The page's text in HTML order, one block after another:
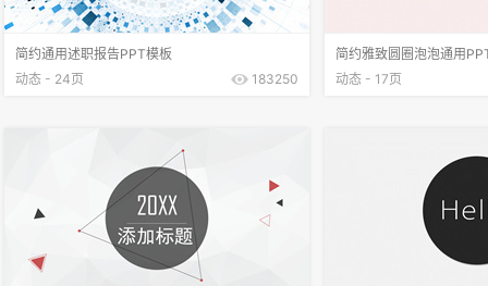
简约通用述职报告PPT模板
动态 - 24页
183250
简约雅致圆圈泡泡通用
动态 - 17页